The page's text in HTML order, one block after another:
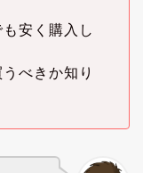
安く購入し
べきか知り